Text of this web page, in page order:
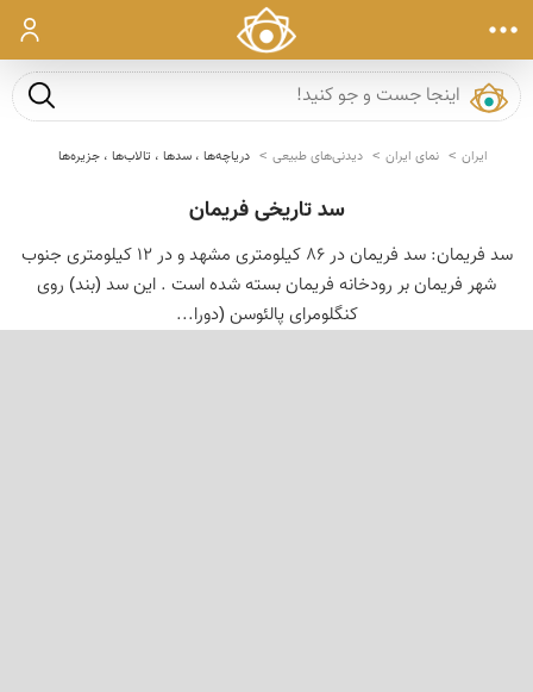
ورود
جست و
ایران نمای ایران دیدنی‌های طبیعی دریاچه‌ها ، سدها ، تالاب‌ها ، جزیره‌ها
سد تاریخی فریمان
سد فریمان: سد فریمان در 86 کیلومتری مشهد و در 12 کیلومتری جنوب
شهر فریمان بر رودخانه فریمان بسته شده است . این سد (بند) روی
کنگلومرای پالئوسن (دورا...